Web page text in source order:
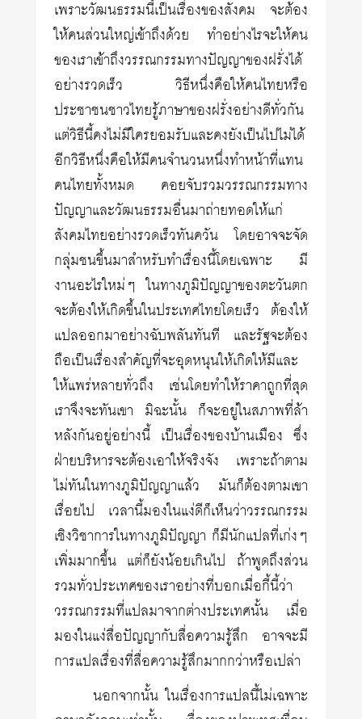
เพราะวัฒนธรรมนี้เป็นเรื่องของสังคม จะต้อง
ให้คนส่วนใหญ่เข้าถึงด้วย ทำอย่างไรจะให้คน
ของเราเข้าถึงวรรณกรรมทางปัญญาของฝรั่งได้
อย่างรวดเร็ว วิธีหนึ่งคือให้คนไทยหรือ
ประชาชนชาวไทยรู้ภาษาของฝรั่งอย่างดีทั่วกัน
แต่วิธีนี้คงไม่มีใครยอมรับและคงยังเป็นไปไม่ได้
อีกวิธีหนึ่งคือให้มีคนจำนวนหนึ่งทำหน้าที่แทน
คนไทยทั้งหมด คอยจับรวมวรรณกรรมทาง
ปัญญาและวัฒนธรรมอื่นมาถ่ายทอดให้แก่
สังคมไทยอย่างรวดเร็วทันควัน โดยอาจจะจัด
กลุ่มชนขึ้นมาสำหรับทำเรื่องนี้โดยเฉพาะ มี
งานอะไรใหม่ๆ ในทางภูมิปัญญาของตะวันตก
จะต้องให้เกิดขึ้นในประเทศไทยโดยเร็ว ต้องให้
แปลออกมาอย่างฉับพลันทันที และรัฐจะต้อง
ถือเป็นเรื่องสำคัญที่จะอุดหนุนให้เกิดให้มีและ
ให้แพร่หลายทั่วถึง เช่นโดยทำให้ราคาถูกที่สุด
เราจึงจะทันเขา มิฉะนั้น ก็จะอยู่ในสภาพที่ล้า
หลังกันอยู่อย่างนี้ เป็นเรื่องของบ้านเมือง ซึ่ง
ฝ่ายบริหารจะต้องเอาให้จริงจัง เพราะถ้าตาม
ไม่ทันในทางภูมิปัญญาแล้ว มันก็ต้องตามเขา
เรื่อยไป เวลานี้มองในแง่ดีก็เห็นว่าวรรณกรรม
เชิงวิชาการในทางภูมิปัญญา ก็มีนักแปลที่เก่งๆ
เพิ่มมากขึ้น แต่ก็ยังน้อยเกินไป ถ้าพูดถึงส่วน
รวมทั่วประเทศของเราอย่างที่บอกเมื่อกี้นี้ว่า
วรรณกรรมที่แปลมาจากต่างประเทศนั้น เมื่อ
มองในแง่สื่อปัญญากับสื่อความรู้สึก อาจจะมี
การแปลเรื่องที่สื่อความรู้สึกมากกว่าหรือเปล่า
นอกจากนั้น ในเรื่องการแปลนี้ไม่เฉพาะ